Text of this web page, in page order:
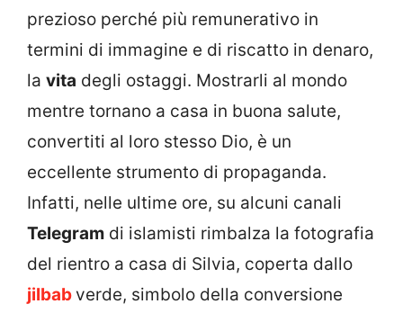
prezioso perché più remunerativo in
termini di immagine e di riscatto in denaro,
la vita degli ostaggi. Mostrarli al mondo
mentre tornano a casa in buona salute,
convertiti al loro stesso Dio, è un
eccellente strumento di propaganda.
Infatti, nelle ultime ore, su alcuni canali
Telegram di islamisti rimbalza la fotografia
del rientro a casa di Silvia, coperta dallo
jilbabverde, simbolo della conversione